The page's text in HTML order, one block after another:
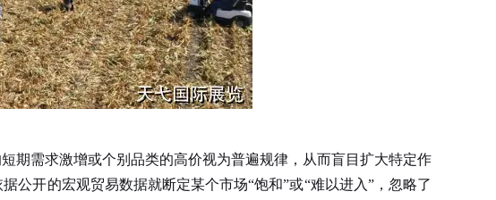
期需求激增或个别品类的高价视为普遍规律，从而盲目扩大特定作
公开的宏观贸易数据就断定某个市场“饱和”或“难以进入”，忽略了